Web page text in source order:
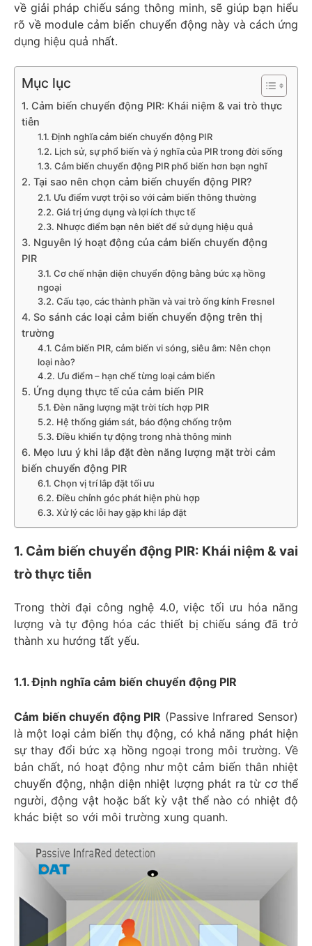
về giải pháp chiếu sáng thông minh, sẽ giúp bạn hiểu
rõ về module cảm biến chuyển động này và cách ứng
dụng hiệu quả nhất.
Mục lục
1. Cảm biến chuyển động PIR: Khái niệm & vai trò thực
tiễn
1.1. Định nghĩa cảm biến chuyển động PIR
1.2. Lịch sử, sự phổ biến và ý nghĩa của PIR trong đời sống
1.3. Cảm biến chuyển động PIR phổ biến hơn bạn nghĩ
2. Tại sao nên chọn cảm biến chuyển động PIR?
2.1. Ưu điểm vượt trội so với cảm biến thông thường
2.2. Giá trị ứng dụng và lợi ích thực tế
2.3. Nhược điểm bạn nên biết để sử dụng hiệu quả
3. Nguyên lý hoạt động của cảm biến chuyển động
PIR
3.1. Cơ chế nhận diện chuyển động bằng bức xạ hồng
ngoại
3.2. Cấu tạo, các thành phần và vai trò ống kính Fresnel
4. So sánh các loại cảm biến chuyển động trên thị
trường
4.1. Cảm biến PIR, cảm biến vi sóng, siêu âm: Nên chọn
loại nào?
4.2. Ưu điểm – hạn chế từng loại cảm biến
5. Ứng dụng thực tế của cảm biến PIR
5.1. Đèn năng lượng mặt trời tích hợp PIR
5.2. Hệ thống giám sát, báo động chống trộm
5.3. Điều khiển tự động trong nhà thông minh
6. Mẹo lưu ý khi lắp đặt đèn năng lượng mặt trời cảm
biến chuyển động PIR
6.1. Chọn vị trí lắp đặt tối ưu
6.2. Điều chỉnh góc phát hiện phù hợp
6.3. Xử lý các lỗi hay gặp khi lắp đặt
1. Cảm biến chuyển động PIR: Khái niệm & vai
trò thực tiễn
Trong thời đại công nghệ 4.0, việc tối ưu hóa năng
lượng và tự động hóa các thiết bị chiếu sáng đã trở
thành xu hướng tất yếu.
1.1. Định nghĩa cảm biến chuyển động PIR
Cảm biến chuyển động PIR (Passive Infrared Sensor)
là một loại cảm biến thụ động, có khả năng phát hiện
sự thay đổi bức xạ hồng ngoại trong môi trường. Về
bản chất, nó hoạt động như một cảm biến thân nhiệt
chuyển động, nhận diện nhiệt lượng phát ra từ cơ thể
người, động vật hoặc bất kỳ vật thể nào có nhiệt độ
khác biệt so với môi trường xung quanh.